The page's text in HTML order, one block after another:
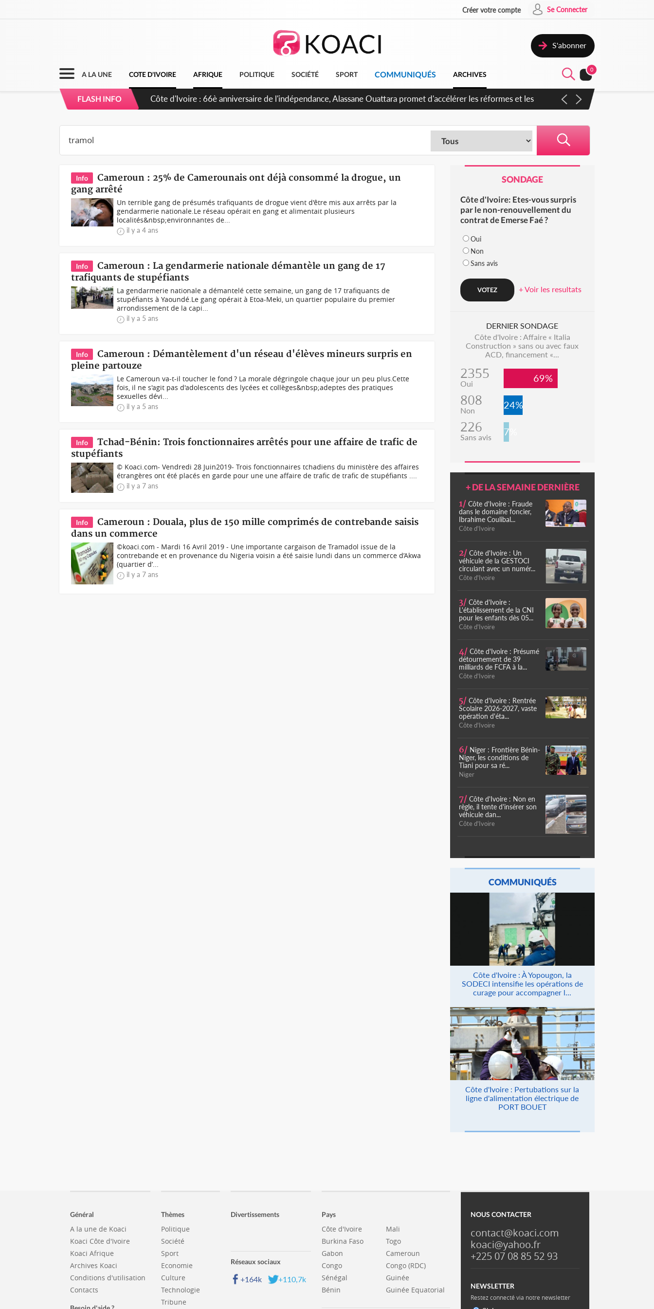
Créer votre compte Se Connecter
S'abonner
A LA UNE COTE D'IVOIRE AFRIQUE POLITIQUE SOCIÉTÉ SPORT COMMUNIQUÉS ARCHIVES
0
FLASH INFO
Côte d'Ivoire : 66è anniversaire de l'indépendance, Alassane Ouattara promet d'accélérer les réformes et les
Info
Cameroun : 25% de Camerounais ont déjà consommé la drogue, un
gang arrêté
Un terrible gang de présumés trafiquants de drogue vient d'être mis aux arrêts par la
gendarmerie nationale.Le réseau opérait en gang et alimentait plusieurs
localités&nbsp;environnantes de...
il y a 4 ans
Info
Cameroun : La gendarmerie nationale démantèle un gang de 17
trafiquants de stupéfiants
La gendarmerie nationale a démantelé cette semaine, un gang de 17 trafiquants de
stupéfiants à Yaoundé.Le gang opérait à Etoa-Meki, un quartier populaire du premier
arrondissement de la capi...
il y a 5 ans
Info
Cameroun : Démantèlement d'un réseau d'élèves mineurs surpris en
pleine partouze
Le Cameroun va-t-il toucher le fond ? La morale dégringole chaque jour un peu plus.Cette
fois, il ne s'agit pas d'adolescents des lycées et collèges&nbsp;adeptes des pratiques
sexuelles dévi...
il y a 5 ans
Info
Tchad-Bénin: Trois fonctionnaires arrêtés pour une affaire de trafic de
stupéfiants
© Koaci.com- Vendredi 28 Juin2019- Trois fonctionnaires tchadiens du ministère des affaires
étrangères ont été placés en garde pour une une affaire de trafic de trafic de stupéfiants ....
il y a 7 ans
Info
Cameroun : Douala, plus de 150 mille comprimés de contrebande saisis
dans un commerce
©koaci.com - Mardi 16 Avril 2019 - Une importante cargaison de Tramadol issue de la
contrebande et en provenance du Nigeria voisin a été saisie lundi dans un commerce d’Akwa
(quartier d’...
il y a 7 ans
SONDAGE
Côte d'Ivoire: Etes-vous surpris
par le non-renouvellement du
contrat de Emerse Faé ?
Oui
Non
Sans avis
+ Voir les resultats
DERNIER SONDAGE
Côte d'Ivoire : Affaire « Italia
Construction » sans ou avec faux
ACD, financement «...
2355
Oui 69%
808
Non 24%
226
Sans avis 7%
+ DE LA SEMAINE DERNIÈRE
1/ Côte d'Ivoire : Fraude
dans le domaine foncier,
Ibrahime Coulibal...
Côte d'Ivoire
2/ Côte d'Ivoire : Un
véhicule de la GESTOCI
circulant avec un numér...
Côte d'Ivoire
3/ Côte d'Ivoire :
L'établissement de la CNI
pour les enfants dès 05...
Côte d'Ivoire
4/ Côte d'Ivoire : Présumé
détournement de 39
milliards de FCFA à la...
Côte d'Ivoire
5/ Côte d'Ivoire : Rentrée
Scolaire 2026-2027, vaste
opération d'éta...
Côte d'Ivoire
6/ Niger : Frontière Bénin-
Niger, les conditions de
Tiani pour sa ré...
Niger
7/ Côte d'Ivoire : Non en
règle, il tente d'insérer son
véhicule dan...
Côte d'Ivoire
COMMUNIQUÉS
Côte d'Ivoire : À Yopougon, la
SODECI intensifie les opérations de
curage pour accompagner l...
Côte d'Ivoire : Pertubations sur la
ligne d'alimentation électrique de
PORT BOUET
Général
A la une de Koaci
Koaci Côte d'Ivoire
Koaci Afrique
Archives Koaci
Conditions d'utilisation
Contacts
Thèmes
Politique
Société
Sport
Economie
Culture
Technologie
Tribune
Divertissements
Réseaux sociaux
+164k +110,7k
Pays
Côte d'Ivoire
Burkina Faso
Gabon
Congo
Sénégal
Bénin
Mali
Togo
Cameroun
Congo (RDC)
Guinée
Guinée Equatorial
NOUS CONTACTER
contact@koaci.com
koaci@yahoo.fr
+225 07 08 85 52 93
NEWSLETTER
Restez connecté via notre newsletter